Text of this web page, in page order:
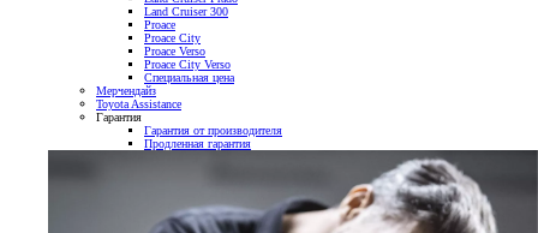
Land Cruiser 300
Proace
Proace City
Proace Verso
Proace City Verso
Специальная цена
Мерчендайз
Toyota Assistance
Гарантия
Гарантия от производителя
Продленная гарантия